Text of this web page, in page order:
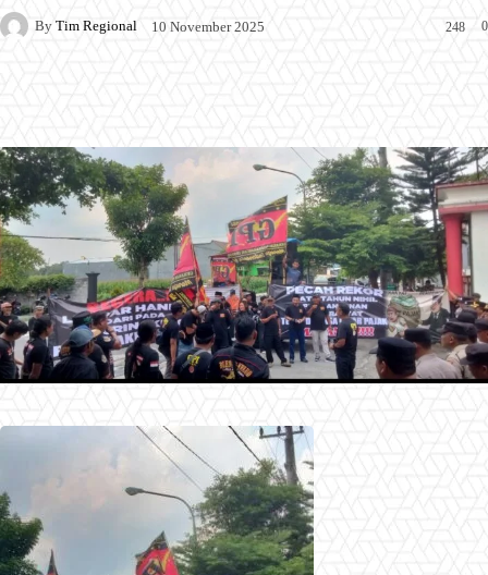
By Tim Regional 10 November 2025 0
248